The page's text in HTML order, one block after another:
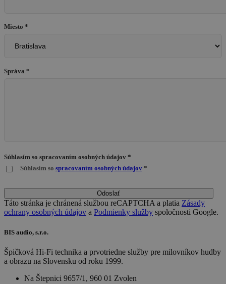
Miesto *
Správa *
Súhlasím so spracovaním osobných údajov *
Súhlasím so spracovaním osobných údajov *
Odoslať
Táto stránka je chránená službou reCAPTCHA a platia Zásady
ochrany osobných údajov a Podmienky služby spoločnosti Google.
BIS audio, s.r.o.
Špičková Hi-Fi technika a prvotriedne služby pre milovníkov hudby
a obrazu na Slovensku od roku 1999.
Na Štepnici 9657/1, 960 01 Zvolen